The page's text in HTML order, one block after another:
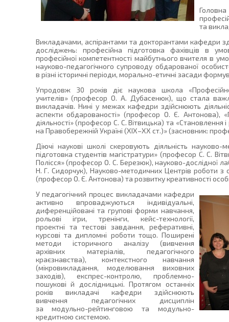
та
Викладачами, аспірантами та докторантами кафедри
досліджень: професійна підготовка фахівців в
професійної компетентності майбутнього вчителя в
науково-педагогічного супроводу обдарованої
в різні історичні періоди, морально-етичні засади
Упродовж 30 років діє наукова школа
учителів» (професор О. А. Дубасенюк), що стала
викладачів. Нині у межах кафедри здійснюють
аспекти обдарованості» (професор О. Є. Антонова),
діяльності» (професор С. С. Вітвицька) та «Становлення
на Правобережній Україні (XIX–XX ст.)» (засновник:
Діючі наукові школі скеровують діяльність науково-
підготовка студентів магістратури» (професор С. С.
Полісся» (професор О. С. Березюк), науково-дослідної
Н. Г. Сидорчук), Науково-методичних Центрів роботи
(професор О. Є. Антонова) та розвитку креативності
У педагогічний процес викладачами кафедри
активно впроваджуються індивідуальні,
диференційовані та групові форми навчання,
рольові ігри, тренінги, кейс-технології,
проектні та тестові завдання, реферативні,
курсові та дипломні роботи тощо. Поширені
методи історичного аналізу (вивчення
архівних матеріалів, педагогічного
краєзнавства), контекстного навчання
(мікровикладання, моделювання виховних
заходів), експрес-контролю, проблемно-
пошукові й дослідницькі. Протягом останніх
років викладачі кафедри здійснюють
вивчення педагогічних дисциплін
за модульно-рейтинговою та модульно-
кредитною системою.